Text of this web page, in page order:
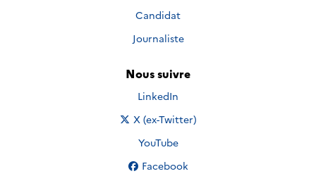
Candidat
Journaliste
Nous suivre
Nous suivre sur
LinkedIn
Nous suivre sur
X (ex-Twitter)
Nous suivre sur
YouTube
Nous suivre sur
Facebook